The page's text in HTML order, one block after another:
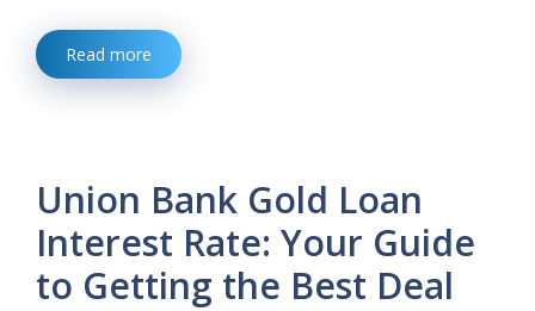
Read more
Union Bank Gold Loan
Interest Rate: Your Guide
to Getting the Best Deal